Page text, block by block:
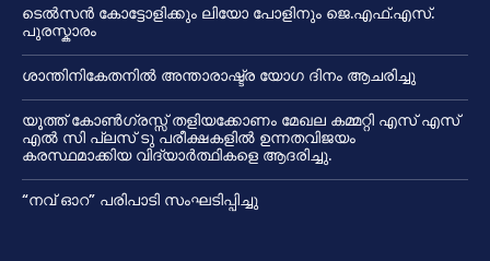
ടെൽസൻ കോട്ടോളിക്കും ലിയോ പോളിനും ജെ.എഫ്.എസ്.
പുരസ്കാരം
ശാന്തിനികേതനിൽ അന്താരാഷ്ട്ര യോഗ ദിനം ആചരിച്ചു
യൂത്ത് കോൺഗ്രസ്സ് തളിയക്കോണം മേഖല കമ്മറ്റി എസ് എസ്
എൽ സി പ്ലസ് ടു പരീക്ഷകളിൽ ഉന്നതവിജയം
കരസ്ഥമാക്കിയ വിദ്യാർത്ഥികളെ ആദരിച്ചു.
“നവ് ഓറ” പരിപാടി സംഘടിപ്പിച്ചു